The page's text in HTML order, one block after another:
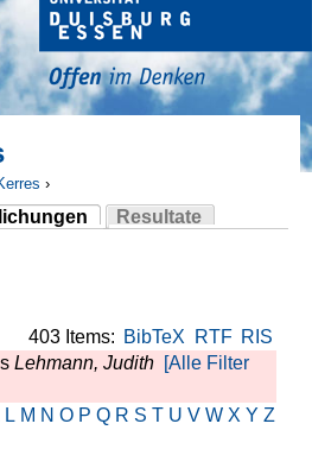
›
Resultate
403 Items: BibTeX RTF RIS
Lehmann, Judith [Alle Filter
L M N O P Q R S T U V W X Y Z